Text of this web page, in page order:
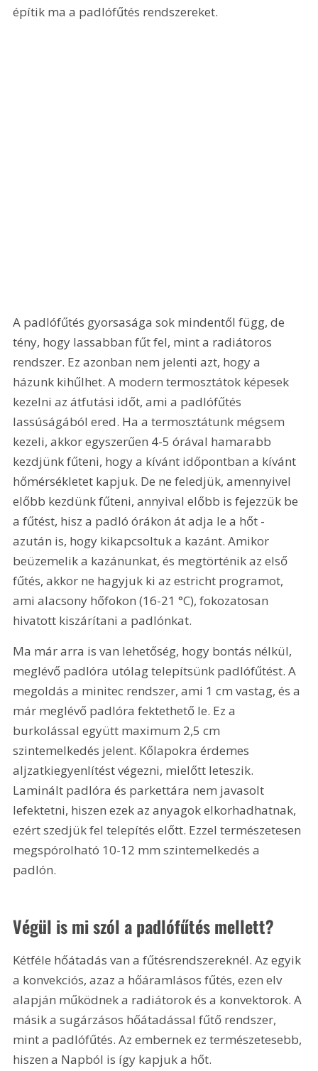
építik ma a padlófűtés rendszereket.
A padlófűtés gyorsasága sok mindentől függ, de
tény, hogy lassabban fűt fel, mint a radiátoros
rendszer. Ez azonban nem jelenti azt, hogy a
házunk kihűlhet. A modern termosztátok képesek
kezelni az átfutási időt, ami a padlófűtés
lassúságából ered. Ha a termosztátunk mégsem
kezeli, akkor egyszerűen 4-5 órával hamarabb
kezdjünk fűteni, hogy a kívánt időpontban a kívánt
hőmérsékletet kapjuk. De ne feledjük, amennyivel
előbb kezdünk fűteni, annyival előbb is fejezzük be
a fűtést, hisz a padló órákon át adja le a hőt -
azután is, hogy kikapcsoltuk a kazánt. Amikor
beüzemelik a kazánunkat, és megtörténik az első
fűtés, akkor ne hagyjuk ki az estricht programot,
ami alacsony hőfokon (16-21 °C), fokozatosan
hivatott kiszárítani a padlónkat.
Ma már arra is van lehetőség, hogy bontás nélkül,
meglévő padlóra utólag telepítsünk padlófűtést. A
megoldás a minitec rendszer, ami 1 cm vastag, és a
már meglévő padlóra fektethető le. Ez a
burkolással együtt maximum 2,5 cm
szintemelkedés jelent. Kőlapokra érdemes
aljzatkiegyenlítést végezni, mielőtt leteszik.
Laminált padlóra és parkettára nem javasolt
lefektetni, hiszen ezek az anyagok elkorhadhatnak,
ezért szedjük fel telepítés előtt. Ezzel természetesen
megspórolható 10-12 mm szintemelkedés a
padlón.
Végül is mi szól a padlófűtés mellett?
Kétféle hőátadás van a fűtésrendszereknél. Az egyik
a konvekciós, azaz a hőáramlásos fűtés, ezen elv
alapján működnek a radiátorok és a konvektorok. A
másik a sugárzásos hőátadással fűtő rendszer,
mint a padlófűtés. Az embernek ez természetesebb,
hiszen a Napból is így kapjuk a hőt.